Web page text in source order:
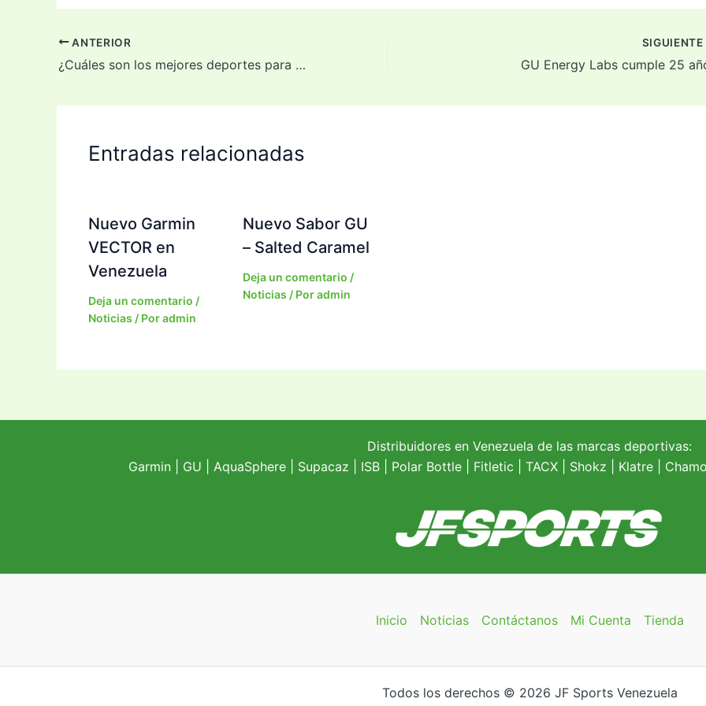
ANTERIOR
¿Cuáles son los mejores deportes para practicar en pareja?
SIGUIENTE
GU Energy Labs cumple 25
Entradas relacionadas
Nuevo Garmin
VECTOR en
Venezuela
Deja un comentario /
Noticias / Poradmin
Nuevo Sabor GU
– Salted Caramel
Deja un comentario /
Noticias / Poradmin
Distribuidores en Venezuela de las marcas deportivas:
Garmin| GU AquaSphere| Supacaz | ISB | Polar Bottle| Fitletic TACX| Shokz Klatre|
Inicio Noticias Contáctanos Mi Cuenta Tienda
Todos los derechos © 2026 JF Sports Venezuela